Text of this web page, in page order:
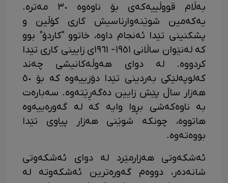
بەڵام قووڵییەکەی بۆ ناوەوە ٣٠ مەترە.
یەکەمین شوێنەوارناسیش کاری کۆڵین و
پشکنینی تێدا ئەنجام داوە، خاتوو "کاردۆ" بوو
کە لەنێوان ساڵانی ١٩٥١- ١٩٦١ی زایینی کاری تێدا
کردووە. لە دوای هەوڵەکانیشی چەند
کەلوپەلێکی بەردینی تێدا دۆزییەوە کە بۆ ٥٠
هەزار ساڵ پێش زایین دەگەڕێتەوە. سەبارەت
بە ناوەکەشی بڕوا وایە کە لە گەورەییەوە
هاتووە، چونکە شوێنی هەزار پیاوی تێدا
بووەتەوە.
ئەشکەوتی هەزارمێرد لە دوای ئەشکەوتی
شانەدەر، دووەم گەورەترین ئەشکەوتە لە